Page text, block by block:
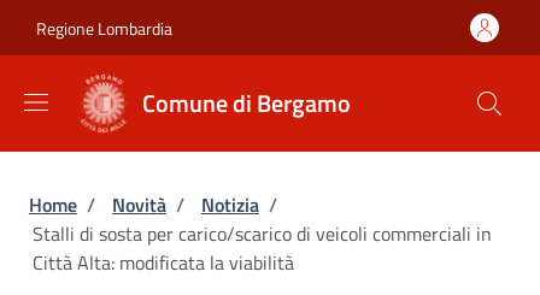
Regione Lombardia
Comune di Bergamo
Briciole di pane
Home / Novità / Notizia /
Stalli di sosta per carico/scarico di veicoli commerciali in
Città Alta: modificata la viabilità